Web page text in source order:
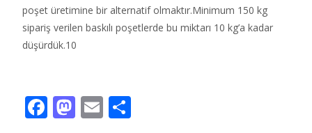
poşet üretimine bir alternatif olmaktır.Minimum 150 kg
sipariş verilen baskılı poşetlerde bu miktarı 10 kg’a kadar
düşürdük.10
F M E